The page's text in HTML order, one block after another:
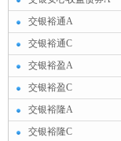
交银裕通A
交银裕通C
交银裕盈A
交银裕盈C
交银裕隆A
交银裕隆C